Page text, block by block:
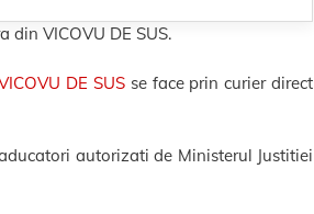
din VICOVU DE SUS.
DE SUSse face prin curier direct
autorizati de Ministerul Justitiei